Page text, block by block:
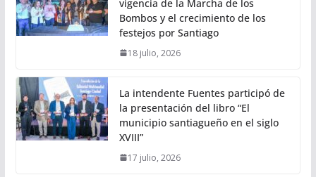
vigencia de la Marcha de los
Bombos y el crecimiento de los
festejos por Santiago
18 julio, 2026
La intendente Fuentes participó de
la presentación del libro “El
municipio santiagueño en el siglo
XVIII”
17 julio, 2026